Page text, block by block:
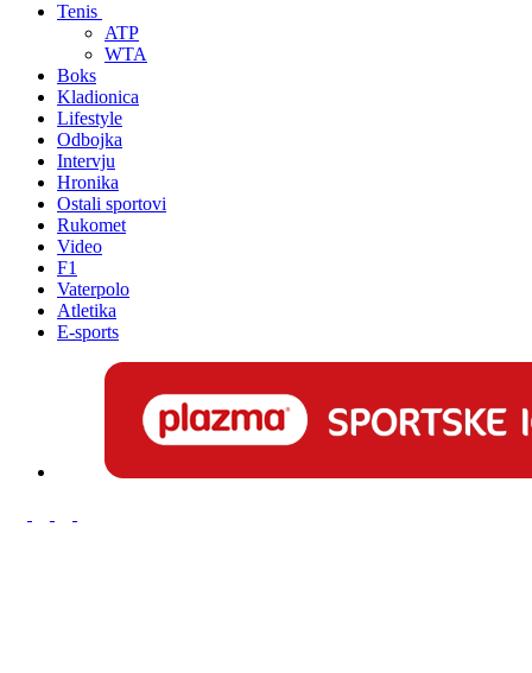
Tenis
ATP
WTA
Boks
Kladionica
Lifestyle
Odbojka
Intervju
Hronika
Ostali sportovi
Rukomet
Video
F1
Vaterpolo
Atletika
E-sports